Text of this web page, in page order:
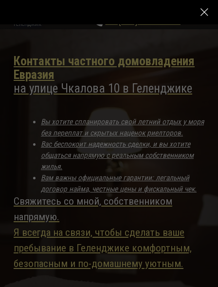
на улице Чкалова 10 в Геленджике
Вы хотите спланировать свой летний отдых у моря
без переплат и скрытых наценок риелторов.
общаться напрямую с реальным собственником
жилья.
Вам важны официальные гарантии: легальный
договор найма, честные цены и фискальный чек.
Свяжитесь со мной, собственником
напрямую.
Я всегда на связи, чтобы сделать ваше
пребывание в Геленджике комфортным,
безопасным и по-домашнему уютным.